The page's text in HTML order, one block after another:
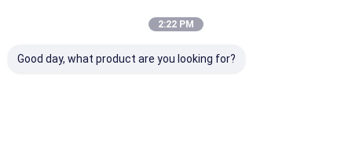
2:22 PM
Good day, what product are you looking for?